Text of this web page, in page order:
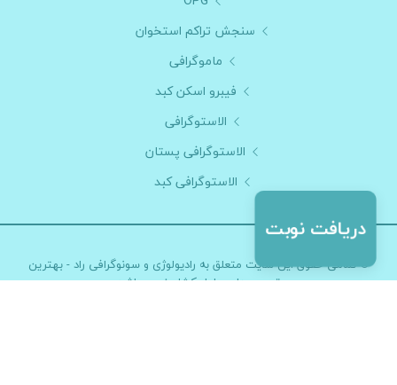
سنجش تراکم استخوان
ماموگرافی
فیبرو اسکن کبد
الاستوگرافی
الاستوگرافی پستان
الاستوگرافی کبد
© تمامی حقوق این سایت متعلق به رادیولوژی و سونوگرافی راد - بهترین
تصویربرداری بلوار کشاورزمی باشد